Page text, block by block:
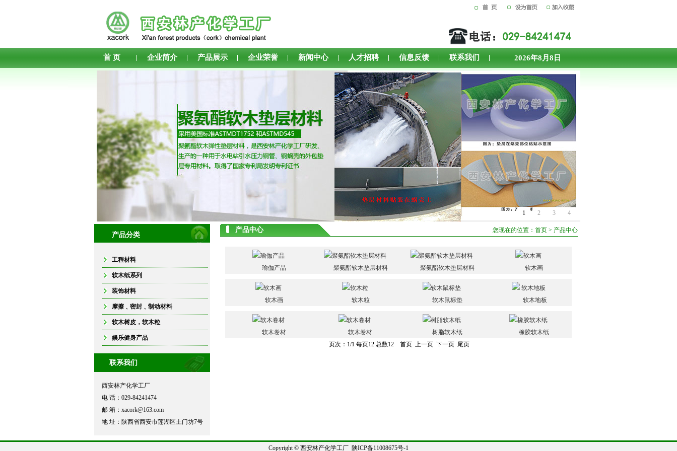
首 页 企业简介 产品展示 企业荣誉 新闻中心 人才招聘 信息反馈 联系我们 2026年8月8日
1 2 3 4
产品分类
工程材料
软木纸系列
装饰材料
摩擦﹑密封﹑制动材料
软木树皮，软木粒
娱乐健身产品
联系我们
西安林产化学工厂
电 话：029-84241474
邮 箱：xacork@163.com
地 址：陕西省西安市莲湖区土门坊7号
您现在的位置： 首页 > 产品中心
产品中心
瑜伽产品 聚氨酯软木垫层材料 聚氨酯软木垫层材料 软木画
软木画 软木粒 软木鼠标垫 软木地板
软木卷材 软木卷材 树脂软木纸
橡胶软木纸
页次：1/1 每页12 总数12 首页 上一页 下一页 尾页
Copyright© 西安林产化学工厂 陕ICP备11008675号-1